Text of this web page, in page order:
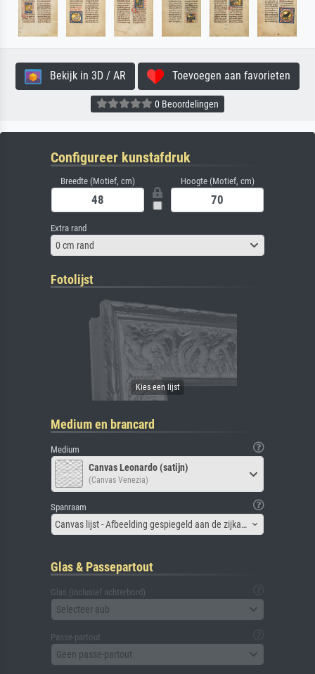
Bekijk in 3D / AR Toevoegen aan favorieten
0 Beoordelingen
Configureer kunstafdruk
Breedte (Motief, cm) Hoogte (Motief, cm)
Extra rand
0 cm rand
Fotolijst
Medium en brancard
Medium
Canvas Leonardo (satijn)
(Canvas Venezia)
Spanraam
Canvas lijst - Afbeelding gespiegeld aan de zijkant
Glas & Passepartout
Glas (inclusief achterbord)
Selecteer aub
Passe-partout
Geen passe-partout